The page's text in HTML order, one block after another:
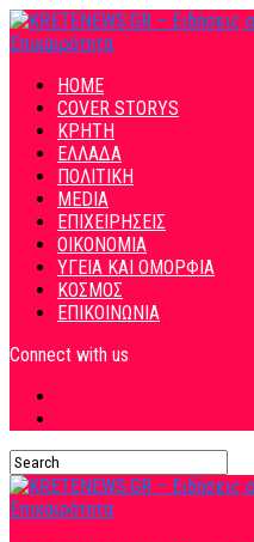
HOME
COVER STORYS
ΚΡΗΤΗ
ΕΛΛΑΔΑ
ΠΟΛΙΤΙΚΗ
MEDIA
ΕΠΙΧΕΙΡΗΣΕΙΣ
ΟΙΚΟΝΟΜΙΑ
ΥΓΕΙΑ ΚΑΙ ΟΜΟΡΦΙΑ
ΚΟΣΜΟΣ
ΕΠΙΚΟΙΝΩΝΙΑ
Connect with us